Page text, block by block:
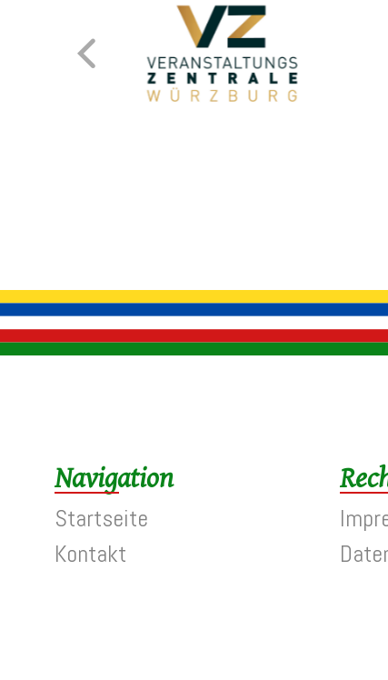
Navigation
Startseite
Kontakt